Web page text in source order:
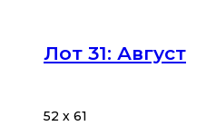
Лот 31: Август
52 х 61